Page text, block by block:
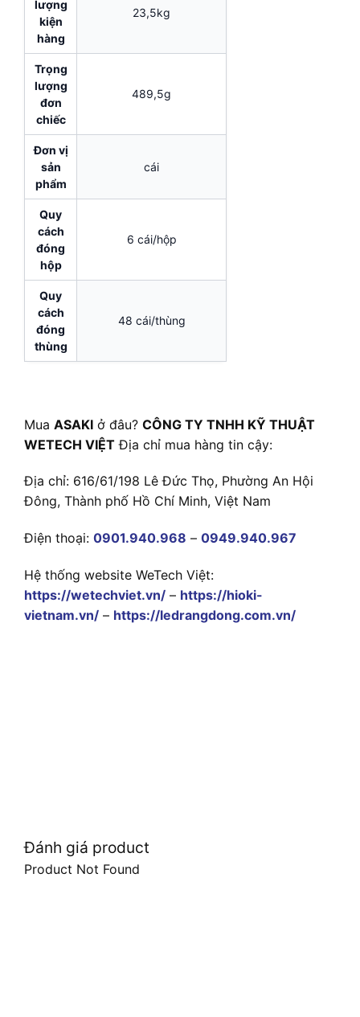
lượng
kiện
hàng
23,5kg
Trọng
lượng
đơn
chiếc
489,5g
Đơn vị
sản
phẩm
cái
Quy
cách
đóng
hộp
6 cái/hộp
Quy
cách
đóng
thùng
48 cái/thùng
Mua ASAKI ở đâu? CÔNG TY TNHH KỸ THUẬT
WETECH VIỆT Địa chỉ mua hàng tin cậy:
Địa chỉ: 616/61/198 Lê Đức Thọ, Phường An Hội
Đông, Thành phố Hồ Chí Minh, Việt Nam
Điện thoại: 0901.940.968 – 0949.940.967
Hệ thống website WeTech Việt:
https://wetechviet.vn/ – https://hioki-
vietnam.vn/ – https://ledrangdong.com.vn/
Đánh giá product
Product Not Found